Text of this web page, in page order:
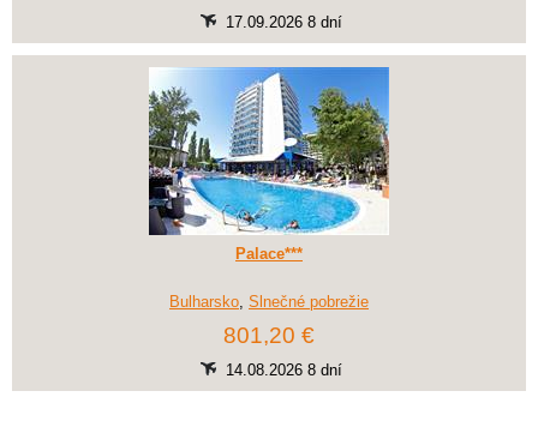
17.09.2026 8 dní
Palace***
Bulharsko Slnečné pobrežie
801,20 €
14.08.2026 8 dní